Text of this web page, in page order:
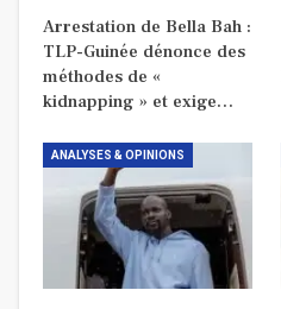
Arrestation de Bella Bah :
TLP-Guinée dénonce des
méthodes de «
kidnapping » et exige…
ANALYSES & OPINIONS